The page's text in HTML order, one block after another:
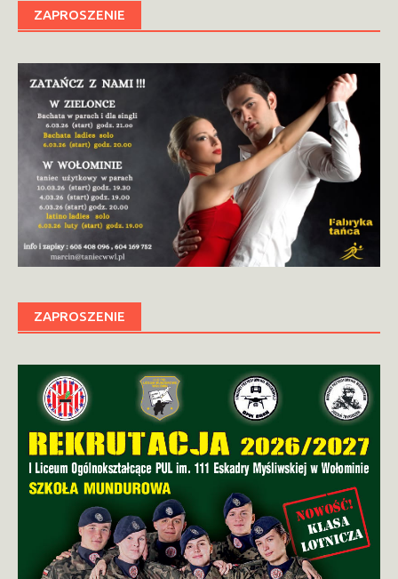
ZAPROSZENIE
ZAPROSZENIE